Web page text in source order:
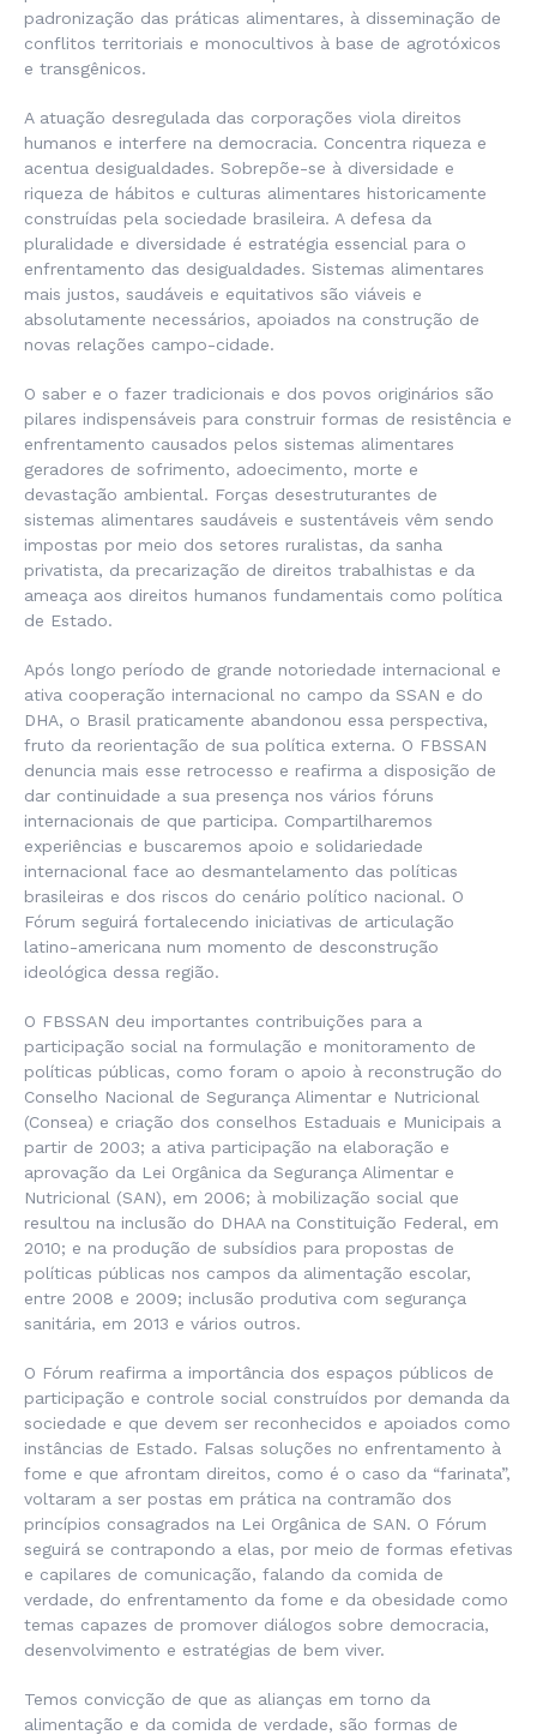
padronização das práticas alimentares, à disseminação de
conflitos territoriais e monocultivos à base de agrotóxicos
e transgênicos.
A atuação desregulada das corporações viola direitos
humanos e interfere na democracia. Concentra riqueza e
acentua desigualdades. Sobrepõe-se à diversidade e
riqueza de hábitos e culturas alimentares historicamente
construídas pela sociedade brasileira. A defesa da
pluralidade e diversidade é estratégia essencial para o
enfrentamento das desigualdades. Sistemas alimentares
mais justos, saudáveis e equitativos são viáveis e
absolutamente necessários, apoiados na construção de
novas relações campo-cidade.
O saber e o fazer tradicionais e dos povos originários são
pilares indispensáveis para construir formas de resistência e
enfrentamento causados pelos sistemas alimentares
geradores de sofrimento, adoecimento, morte e
devastação ambiental. Forças desestruturantes de
sistemas alimentares saudáveis e sustentáveis vêm sendo
impostas por meio dos setores ruralistas, da sanha
privatista, da precarização de direitos trabalhistas e da
ameaça aos direitos humanos fundamentais como política
de Estado.
Após longo período de grande notoriedade internacional e
ativa cooperação internacional no campo da SSAN e do
DHA, o Brasil praticamente abandonou essa perspectiva,
fruto da reorientação de sua política externa. O FBSSAN
denuncia mais esse retrocesso e reafirma a disposição de
dar continuidade a sua presença nos vários fóruns
internacionais de que participa. Compartilharemos
experiências e buscaremos apoio e solidariedade
internacional face ao desmantelamento das políticas
brasileiras e dos riscos do cenário político nacional. O
Fórum seguirá fortalecendo iniciativas de articulação
latino-americana num momento de desconstrução
ideológica dessa região.
O FBSSAN deu importantes contribuições para a
participação social na formulação e monitoramento de
políticas públicas, como foram o apoio à reconstrução do
Conselho Nacional de Segurança Alimentar e Nutricional
(Consea) e criação dos conselhos Estaduais e Municipais a
partir de 2003; a ativa participação na elaboração e
aprovação da Lei Orgânica da Segurança Alimentar e
Nutricional (SAN), em 2006; à mobilização social que
resultou na inclusão do DHAA na Constituição Federal, em
2010; e na produção de subsídios para propostas de
políticas públicas nos campos da alimentação escolar,
entre 2008 e 2009; inclusão produtiva com segurança
sanitária, em 2013 e vários outros.
O Fórum reafirma a importância dos espaços públicos de
participação e controle social construídos por demanda da
sociedade e que devem ser reconhecidos e apoiados como
instâncias de Estado. Falsas soluções no enfrentamento à
fome e que afrontam direitos, como é o caso da “farinata”,
voltaram a ser postas em prática na contramão dos
princípios consagrados na Lei Orgânica de SAN. O Fórum
seguirá se contrapondo a elas, por meio de formas efetivas
e capilares de comunicação, falando da comida de
verdade, do enfrentamento da fome e da obesidade como
temas capazes de promover diálogos sobre democracia,
desenvolvimento e estratégias de bem viver.
Temos convicção de que as alianças em torno da
alimentação e da comida de verdade, são formas de